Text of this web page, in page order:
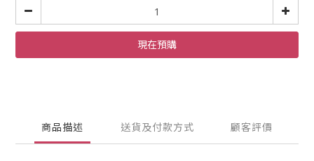
現在預購
商品描述 送貨及付款方式 顧客評價